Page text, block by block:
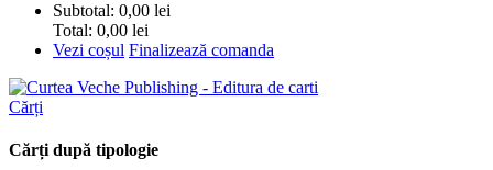
Subtotal: 0,00 lei
Total: 0,00 lei
Vezi coșul Finalizează comanda
Cărți
Cărți după tipologie